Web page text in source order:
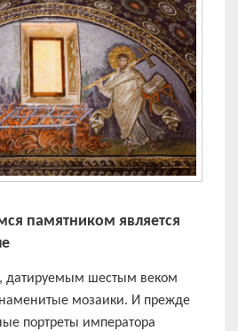
памятником является
датируемым шестым веком
мозаики. И прежде
портреты императора